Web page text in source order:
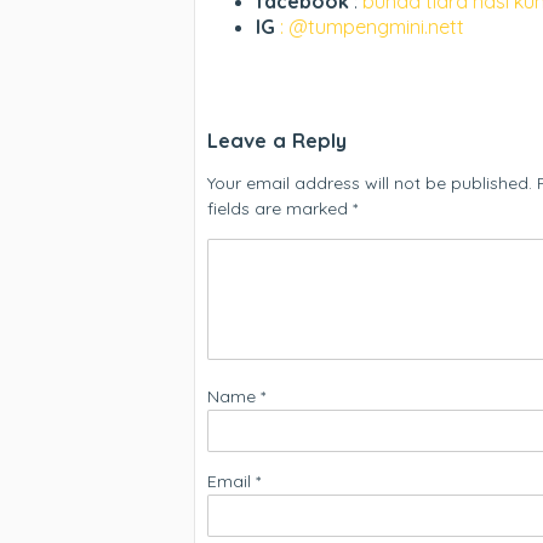
IG : @tumpengmini.nett
Leave a Reply
Your email address will not be published.
fields are marked *
Name *
Email *